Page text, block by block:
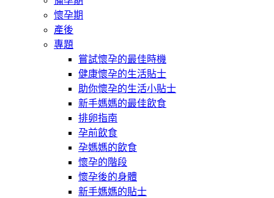
懷孕期
產後
專題
嘗試懷孕的最佳時機
健康懷孕的生活貼士
助你懷孕的生活小貼士
新手媽媽的最佳飲食
排卵指南
孕前飲食
孕媽媽的飲食
懷孕的階段
懷孕後的身體
新手媽媽的貼士